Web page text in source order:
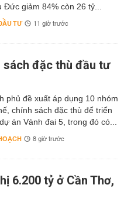
Đức giảm 84% còn 26 tỷ...
TƯ 11 giờ trước
sách đặc thù đầu tư
phủ đề xuất áp dụng 10 nhóm
chính sách đặc thù để triển
án Vành đai 5, trong đó có...
8 giờ trước
6.200 tỷ ở Cần Thơ,